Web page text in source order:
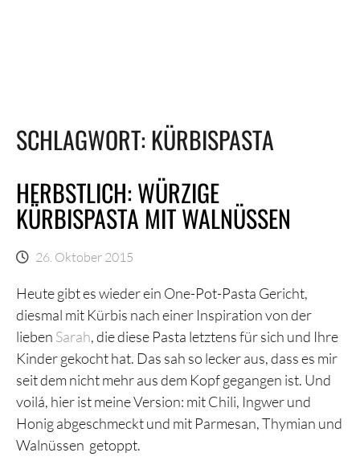
SCHLAGWORT: KÜRBISPASTA
HERBSTLICH: WÜRZIGE
KÜRBISPASTA MIT WALNÜSSEN
26. Oktober 2015
Heute gibt es wieder ein One-Pot-Pasta Gericht,
diesmal mit Kürbis nach einer Inspiration von der
lieben Sarah, die diese Pasta letztens für sich und Ihre
Kinder gekocht hat. Das sah so lecker aus, dass es mir
seit dem nicht mehr aus dem Kopf gegangen ist. Und
voilá, hier ist meine Version: mit Chili, Ingwer und
Honig abgeschmeckt und mit Parmesan, Thymian und
Walnüssen getoppt.